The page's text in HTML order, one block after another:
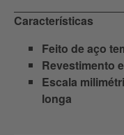
Características
Feito de aço
Revestimento
Escala
longa